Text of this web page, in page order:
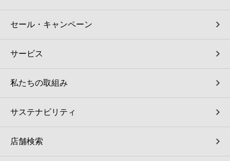
セール・キャンペーン
サービス
私たちの取組み
サステナビリティ
店舗検索